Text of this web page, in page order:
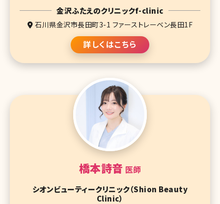
金沢ふたえのクリニックf-clinic
石川県金沢市長田町3-1 ファーストレーベン長田1F
詳しくはこちら
橋本詩音 医師
シオンビューティークリニック（Shion Beauty
Clinic）